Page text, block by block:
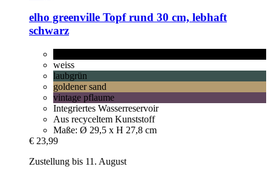
elho greenville Topf rund 30 cm, lebhaft
schwarz
weiss
laubgrün
goldener sand
vintage pflaume
Integriertes Wasserreservoir
Aus recyceltem Kunststoff
Maße: Ø 29,5 x H 27,8 cm
€ 23,99
Zustellung bis 11. August